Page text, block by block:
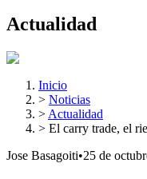
Actualidad
Inicio
> Noticias
> Actualidad
> El carry trade, el
Jose Basagoiti•25 de